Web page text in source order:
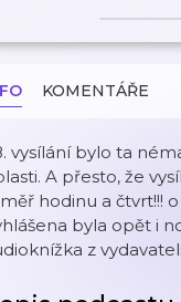
KOMENTÁŘE
vysílání bylo ta
A přesto, že
hodinu a čtvrt!!!
byla opět i
z